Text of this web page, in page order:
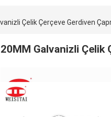
Çelik Çerçeve Gerdiven
20MM Galvanizli Çelik